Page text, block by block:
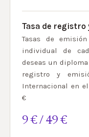
Tasa de
Tasas de
individual de
deseas un
registro y
Internacional en
€
9 € / 49 €